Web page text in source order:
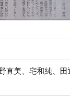
直美、宅和純、田